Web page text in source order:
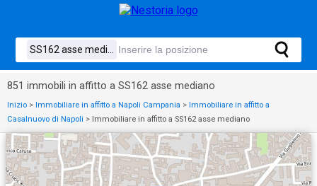
851 immobili in affitto a SS162 asse mediano
Inizio > Immobiliare in affitto a Napoli Campania > Immobiliare in affitto a
Casalnuovo di Napoli > Immobiliare in affitto a SS162 asse mediano